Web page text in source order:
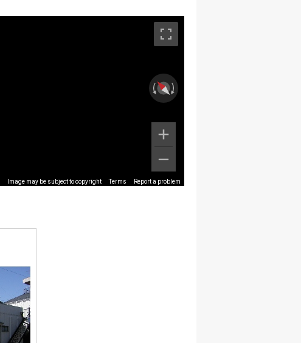
Image may be subject to copyright Terms Report a problem